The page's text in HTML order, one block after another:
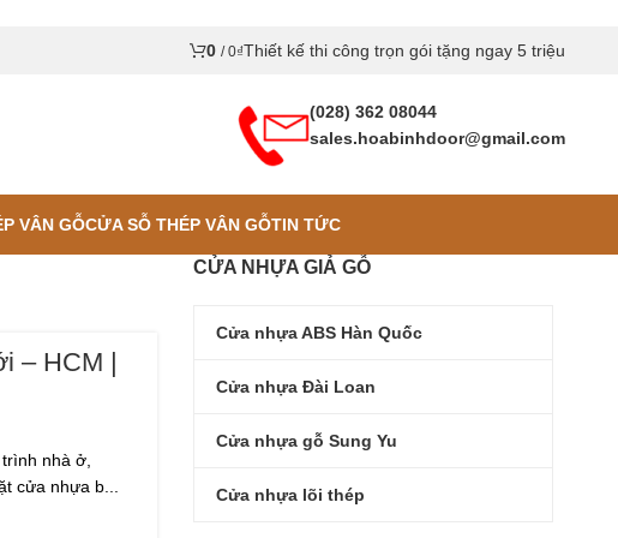
0 / 0₫Thiết kế thi công trọn gói tặng ngay 5 triệu
(028) 362 08044
sales.hoabinhdoor@gmail.com
VÂN GỖCỬA SỖ THÉP VÂN GỖTIN TỨC
HCM |
nhà ở,
cửa nhựa b...
CỬA NHỰA GIẢ GỖ
Cửa nhựa ABS Hàn Quốc
Cửa nhựa Đài Loan
Cửa nhựa gỗ Sung Yu
Cửa nhựa lõi thép